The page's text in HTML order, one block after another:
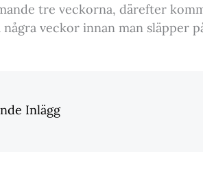
tre veckorna, därefter
veckor innan man släpper
Inlägg